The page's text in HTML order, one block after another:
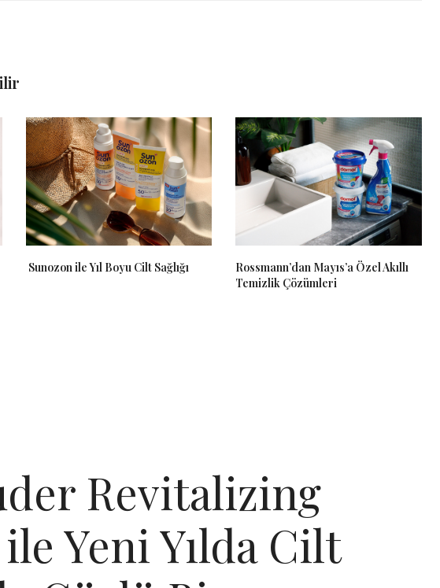
Sunozon ile Yıl Boyu Cilt Sağlığı
Rossmann’dan Mayıs’a Özel Akıllı
Temizlik Çözümleri
Revitalizing
Yeni Yılda Cilt